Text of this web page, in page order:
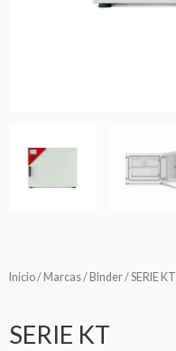
Inicio/ Marcas/ Binder/ SERIE KT
SERIE KT